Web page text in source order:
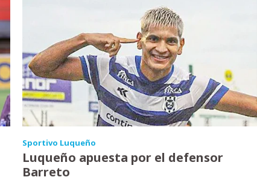
Sportivo Luqueño
Luqueño apuesta por el defensor
Barreto